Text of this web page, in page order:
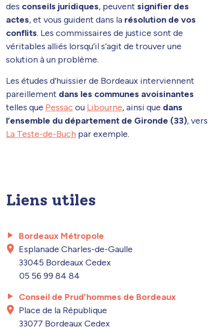
des conseils juridiques, peuvent signifier des
actes, et vous guident dans la résolution de vos
conflits. Les commissaires de justice sont de
véritables alliés lorsqu’il s’agit de trouver une
solution à un problème.
Les études d’huissier de Bordeaux interviennent
pareillement dans les communes avoisinantes
telles que Pessac ou Libourne, ainsi que dans
l’ensemble du département de Gironde (33), vers
La Teste-de-Buch par exemple.
Liens utiles
Bordeaux Métropole
Esplanade Charles-de-Gaulle
33045 Bordeaux Cedex
05 56 99 84 84
Conseil de Prud'hommes de Bordeaux
Place de la République
33077 Bordeaux Cedex